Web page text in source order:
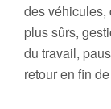
des véhicules,
plus sûrs,
du travail,
retour en fin